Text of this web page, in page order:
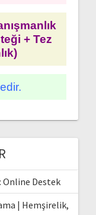
+ Tez
Destek
| Hemşirelik,